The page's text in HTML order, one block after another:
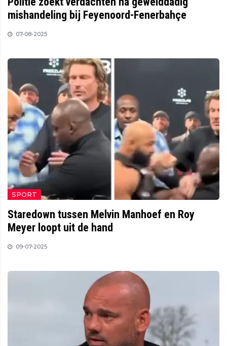
mishandeling bij Feyenoord-Fenerbahçe
07-08-2025
SPORT
Staredown tussen Melvin Manhoef en Roy
Meyer loopt uit de hand
09-07-2025